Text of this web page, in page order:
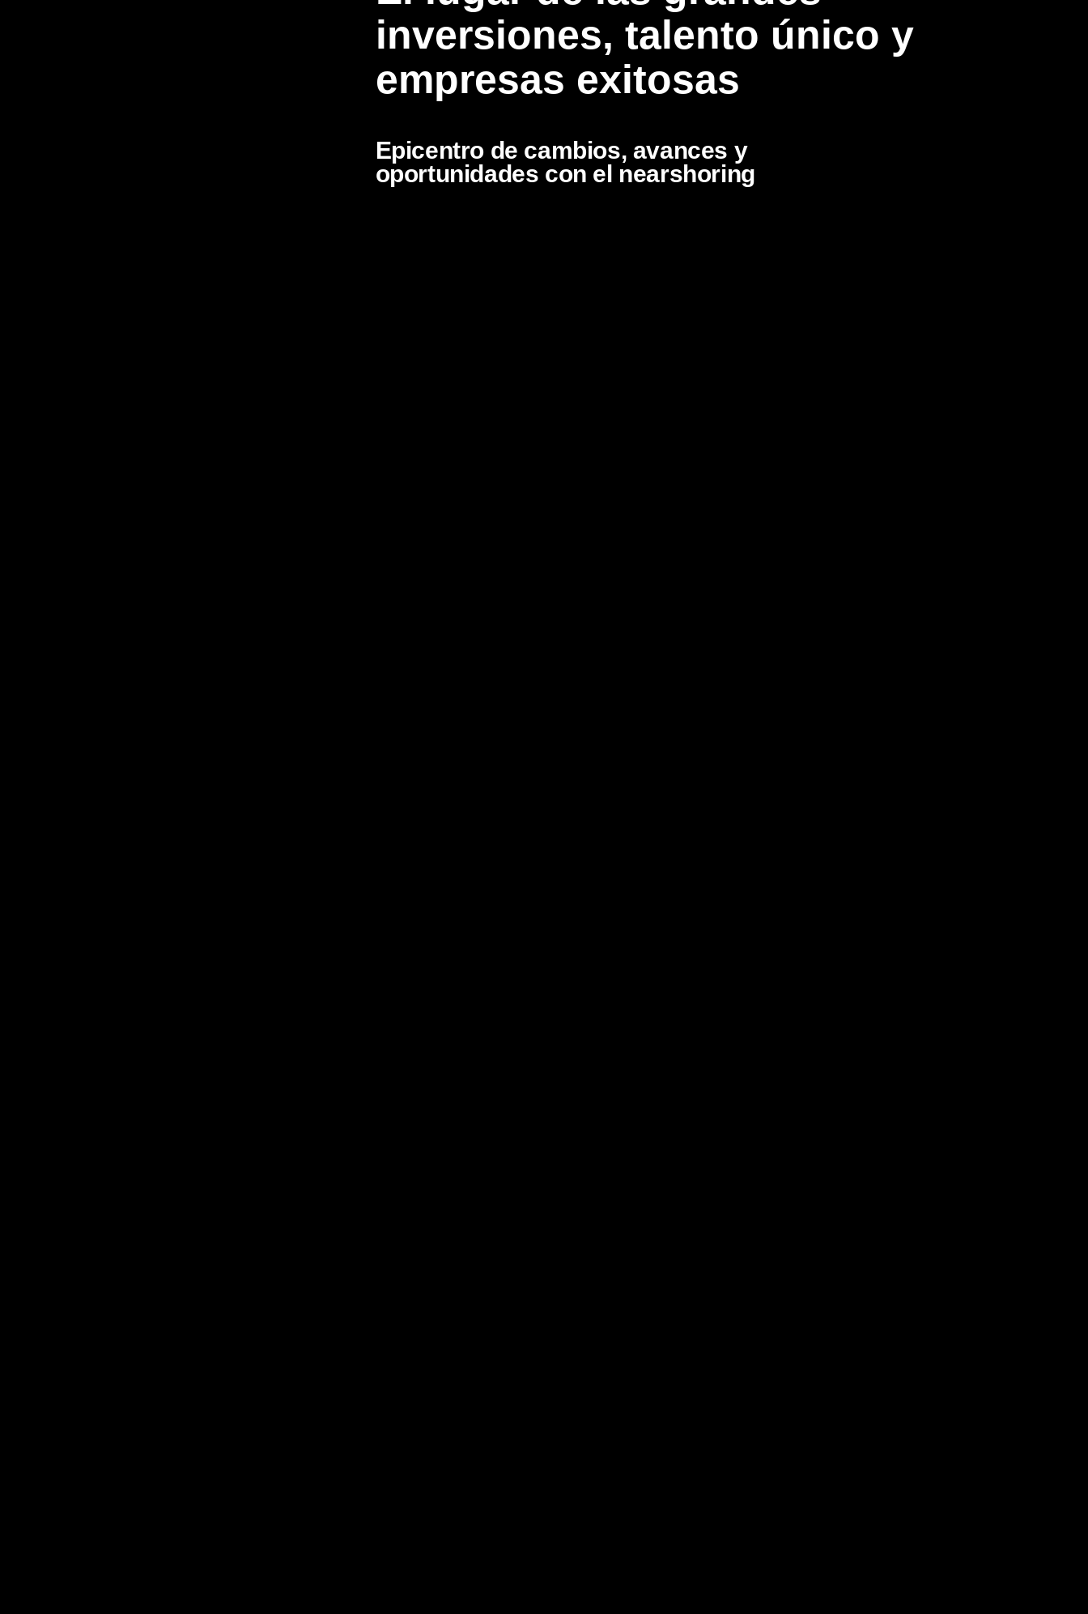
inversiones, talento único y
empresas exitosas
Epicentro de cambios, avances y
oportunidades con el nearshoring